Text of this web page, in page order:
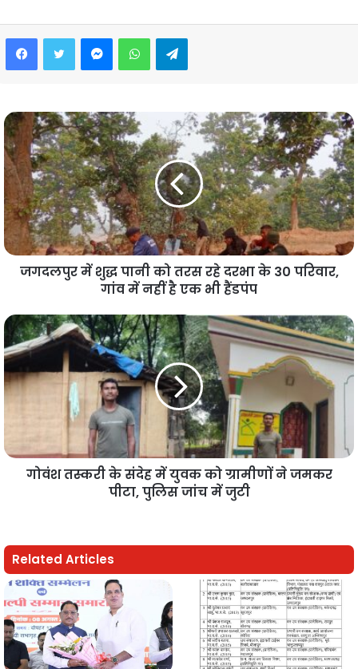
FacebookTwitter MessengerWhatsAppTelegram
जगदलपुर में शुद्ध पानी को तरस रहे दरभा के 30 परिवार,
गांव में नहीं है एक भी हैंडपंप
गोवंश तस्करी के संदेह में युवक को ग्रामीणों ने जमकर
पीटा, पुलिस जांच में जुटी
Related Articles